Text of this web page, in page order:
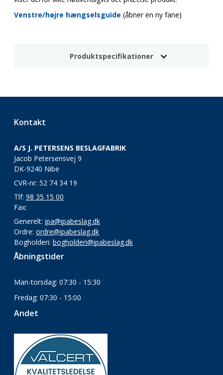
Venstre/højre hængselsguide (åbner en ny fane)
Produktspecifikationer
Kontakt
A/S J. PETERSENS BESLAGFABRIK
Jacob Petersensvej 9
DK-9240 Nibe
CVR-nr: 52 74 34 19
Tlf: 98 35 15 00
Fax:
Generelt: ipa@ipabeslag.dk
Ordre: ordre@ipabeslag.dk
Bogholderi: bogholderi@ipabeslag.dk
Åbningstider
Man-torsdag: 07:30 - 15:30
Fredag: 07:30 - 15:00
Andet